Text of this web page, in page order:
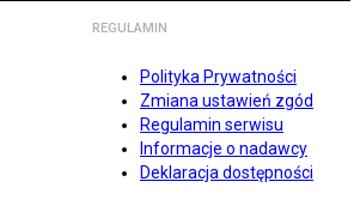
REGULAMIN
Polityka Prywatności
Zmiana ustawień zgód
Regulamin serwisu
Informacje o nadawcy
Deklaracja dostępności